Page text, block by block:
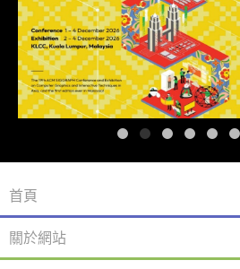
首頁
關於網站